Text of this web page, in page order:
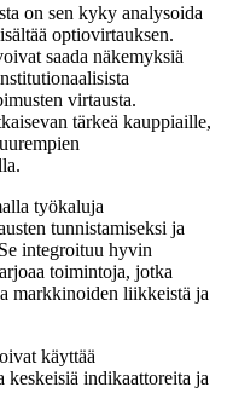
on sen kyky analysoida
optiovirtauksen.
saada näkemyksiä
virtausta.
tärkeä kauppiaille,
työkaluja
tunnistamiseksi ja
integroituu hyvin
toimintoja, jotka
markkinoiden liikkeistä ja
käyttää
indikaattoreita ja